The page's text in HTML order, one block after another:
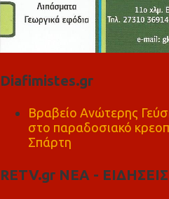
Diafimistes.gr
Βραβείο Ανώτερης
στο παραδοσιακό
Σπάρτη
RETV.gr ΝΕΑ -